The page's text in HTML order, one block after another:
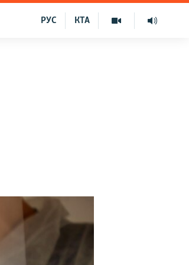
КТА
РУС